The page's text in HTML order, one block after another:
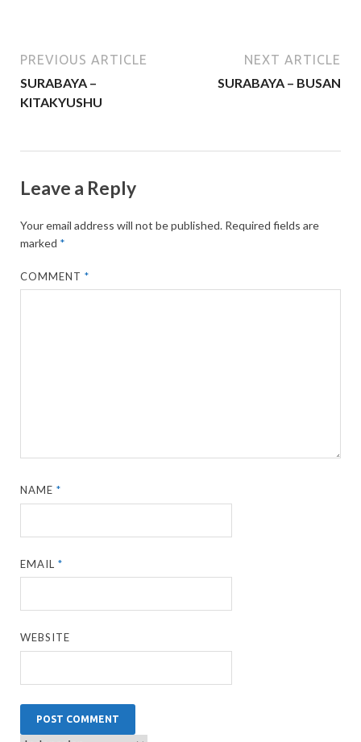
PREVIOUS ARTICLE
SURABAYA –
KITAKYUSHU
NEXT ARTICLE
SURABAYA – BUSAN
Leave a Reply
Your email address will not be published. Required fields are
marked *
COMMENT*
NAME*
EMAIL*
WEBSITE